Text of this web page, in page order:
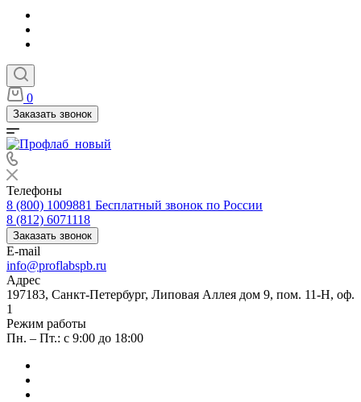
0
Заказать звонок
Телефоны
8 (800) 1009881 Бесплатный звонок по России
8 (812) 6071118
Заказать звонок
E-mail
info@proflabspb.ru
Адрес
197183, Санкт-Петербург, Липовая Аллея дом 9, пом. 11-Н, оф.
1
Режим работы
Пн. – Пт.: с 9:00 до 18:00